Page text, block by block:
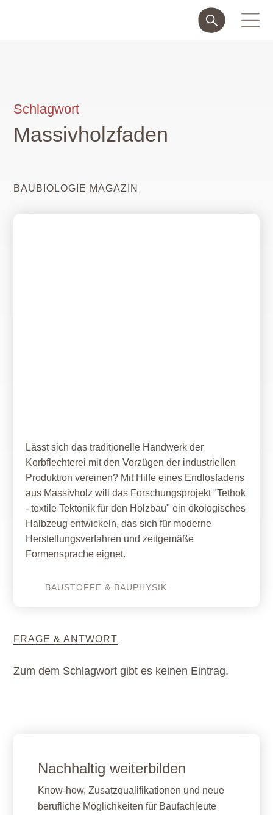
Schlagwort
Massivholzfaden
BAUBIOLOGIE MAGAZIN
Lässt sich das traditionelle Handwerk der
Korbflechterei mit den Vorzügen der industriellen
Produktion vereinen? Mit Hilfe eines Endlosfadens
aus Massivholz will das Forschungsprojekt "Tethok
- textile Tektonik für den Holzbau" ein ökologisches
Halbzeug entwickeln, das sich für moderne
Herstellungsverfahren und zeitgemäße
Formensprache eignet.
BAUSTOFFE & BAUPHYSIK
FRAGE & ANTWORT
Zum dem Schlagwort gibt es keinen Eintrag.
Nachhaltig weiterbilden
Know-how, Zusatzqualifikationen und neue
berufliche Möglichkeiten für Baufachleute